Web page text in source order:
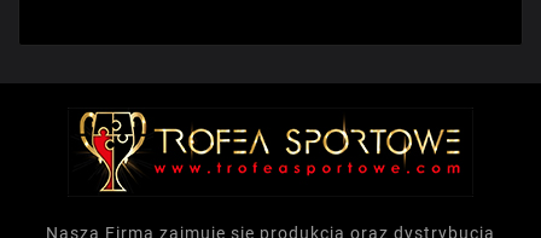
Nasza Firma zajmuje się produkcją oraz dystrybucją